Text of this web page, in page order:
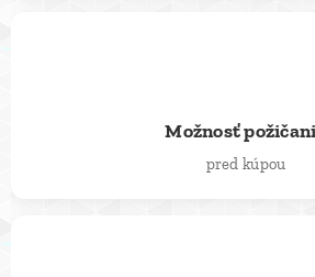
Možnosť
pred kúpou